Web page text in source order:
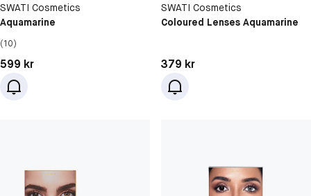
SWATI Cosmetics
Aquamarine
(10)
Pris: 599 kr
599 kr
SWATI Cosmetics
Coloured Lenses Aquamarine
Pris: 379 kr
379 kr